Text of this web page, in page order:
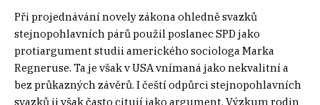
Při projednávání novely zákona ohledně svazků
stejnopohlavních párů použil poslanec SPD jako
protiargument studii amerického sociologa Marka
Regneruse. Ta je však v USA vnímaná jako nekvalitní a
bez průkazných závěrů. I čeští odpůrci stejnopohlavních
svazků ji však často citují jako argument. Výzkum rodin